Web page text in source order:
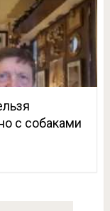
с собаками